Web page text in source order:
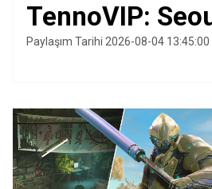
TennoVIP:
Paylaşım Tarihi 2026-08-04 13:45:00